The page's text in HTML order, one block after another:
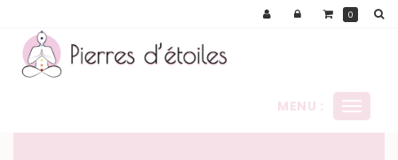
Ouvrir
le
MENU :
0